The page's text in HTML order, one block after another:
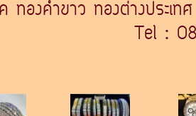
ทองคำขาว ทองต่างประเ
Tel :